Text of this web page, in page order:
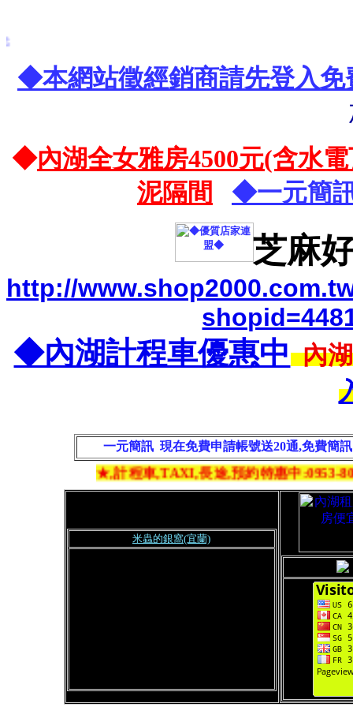
◆本網站徵經銷商請先登入免
◆內湖全女雅房4500元(含水
泥隔間
◆一元簡
芝麻
http://
◆內湖計程車優惠中 內
一元簡訊 現在免費申請帳號送20通,免費簡
★,計程車,TAXI,長途,預約特惠中:0953-
米蟲的銀窩(宜蘭)